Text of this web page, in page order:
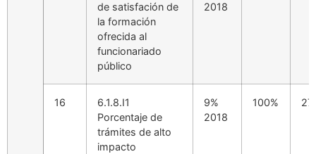
de satisfación de
la formación
ofrecida al
funcionariado
público
2018
16
6.1.8.I1
Porcentaje de
trámites de alto
impacto
9%
2018
100%